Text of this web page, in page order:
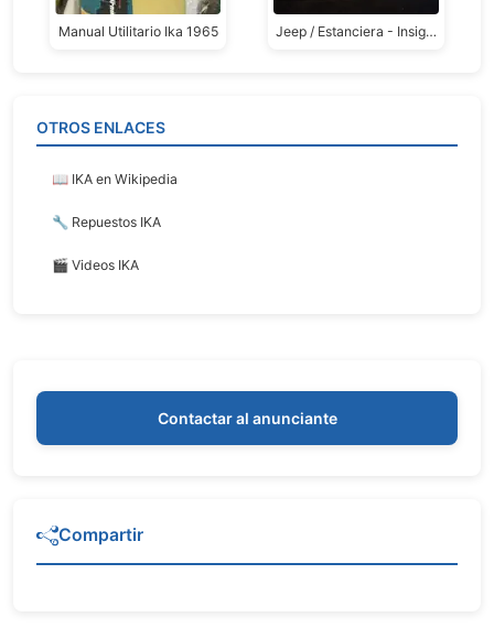
Manual Utilitario Ika 1965 Jeep / Estanciera - Insignias Originales Jeep Station Wagon / Ika Estanciera – Par Metálico Vintage
OTROS ENLACES
📖 IKA en Wikipedia
🔧 Repuestos IKA
🎬 Videos IKA
Contactar al anunciante
Compartir